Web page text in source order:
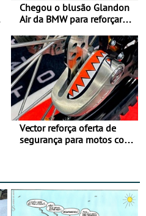
Chegou o blusão Glandon
Air da BMW para reforçar
verão
Vector reforça oferta de
segurança para motos com